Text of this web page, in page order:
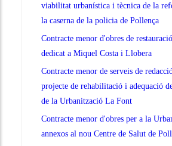
viabilitat urbanística i tècnica de la
la caserna de la policia de Pollença
Contracte menor d'obres de
dedicat a Miquel Costa i Llobera
Contracte menor de serveis de
projecte de rehabilitació i adequació
de la Urbanització La Font
Contracte menor d'obres per a la
annexos al nou Centre de Salut de